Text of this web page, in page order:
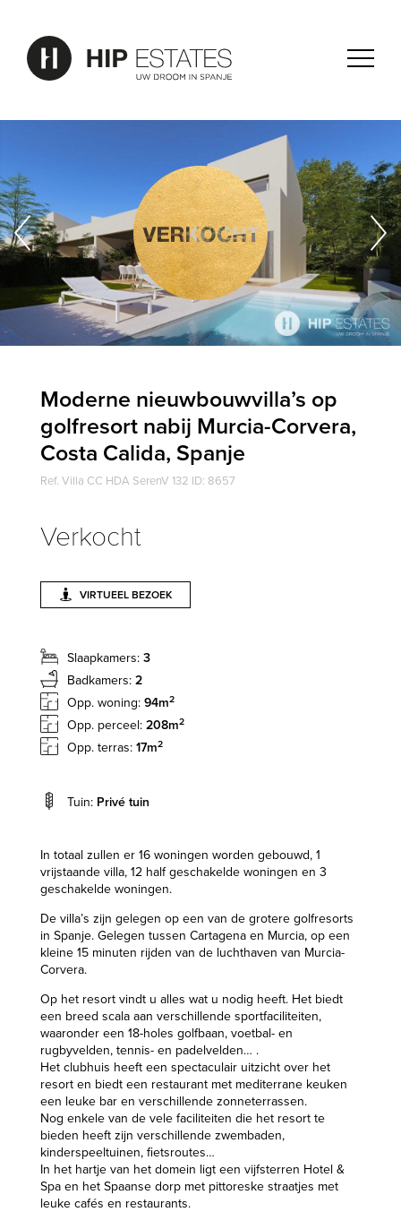
Moderne nieuwbouwvilla’s op
golfresort nabij Murcia-Corvera,
Costa Calida, Spanje
Ref. Villa CC HDA SerenV 132 ID: 8657
Verkocht
VIRTUEEL BEZOEK
Slaapkamers: 3
Badkamers: 2
Opp. woning: 94m2
Opp. perceel: 208m2
Opp. terras: 17m2
Tuin: Privé tuin
In totaal zullen er 16 woningen worden gebouwd, 1
vrijstaande villa, 12 half geschakelde woningen en 3
geschakelde woningen.
De villa’s zijn gelegen op een van de grotere golfresorts
in Spanje. Gelegen tussen Cartagena en Murcia, op een
kleine 15 minuten rijden van de luchthaven van Murcia-
Corvera.
Op het resort vindt u alles wat u nodig heeft. Het biedt
een breed scala aan verschillende sportfaciliteiten,
waaronder een 18-holes golfbaan, voetbal- en
rugbyvelden, tennis- en padelvelden… .
Het clubhuis heeft een spectaculair uitzicht over het
resort en biedt een restaurant met mediterrane keuken
een leuke bar en verschillende zonneterrassen.
Nog enkele van de vele faciliteiten die het resort te
bieden heeft zijn verschillende zwembaden,
kinderspeeltuinen, fietsroutes…
In het hartje van het domein ligt een vijfsterren Hotel &
Spa en het Spaanse dorp met pittoreske straatjes met
leuke cafés en restaurants.